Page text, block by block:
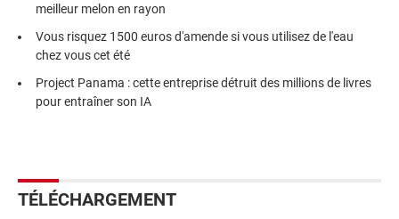
meilleur melon en rayon
Vous risquez 1500 euros d'amende si vous utilisez de l'eau
chez vous cet été
Project Panama : cette entreprise détruit des millions de livres
pour entraîner son IA
TÉLÉCHARGEMENT